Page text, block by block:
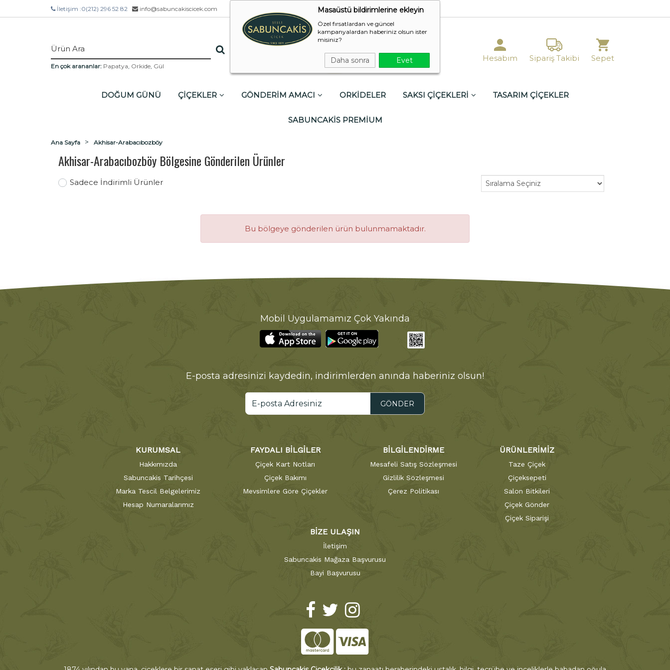
Masaüstü bildirimlerine ekleyin
Özel fırsatlardan ve güncel
kampanyalardan haberiniz olsun ister
misiniz?
Daha sonra Evet
İletişim :0(212) 296 52 82 info@sabuncakiscicek.com
En çok arananlar: Papatya, Orkide, Gül
Hesabım Sipariş Takibi Sepet
DOĞUM GÜNÜ ÇİÇEKLER GÖNDERİM AMACI ORKİDELER SAKSI ÇİÇEKLERİ TASARIM ÇİÇEKLER
SABUNCAKİS PREMİUM
Ana Sayfa Akhisar-Arabacıbozböy
Akhisar-Arabacıbozböy Bölgesine Gönderilen Ürünler
Sadece İndirimli Ürünler
Bu bölgeye gönderilen ürün bulunmamaktadır.
Mobil Uygulamamız Çok Yakında
E-posta adresinizi kaydedin, indirimlerden anında haberiniz olsun!
GÖNDER
KURUMSAL
Hakkımızda
Sabuncakis Tarihçesi
Marka Tescil Belgelerimiz
Hesap Numaralarımız
FAYDALI BİLGİLER
Çiçek Kart Notları
Çiçek Bakımı
Mevsimlere Göre Çiçekler
BİLGİLENDİRME
Mesafeli Satış Sözleşmesi
Gizlilik Sözleşmesi
Çerez Politikası
ÜRÜNLERİMİZ
Taze Çiçek
Çiçeksepeti
Salon Bitkileri
Çiçek Gönder
Çiçek Siparişi
BİZE ULAŞIN
İletişim
Sabuncakis Mağaza Başvurusu
Bayi Başvurusu